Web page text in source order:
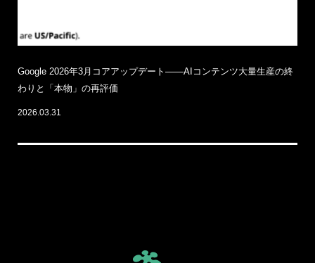
Google 2026年3月コアアップデート——AIコンテンツ大量生産の終
わりと「本物」の再評価
2026.03.31